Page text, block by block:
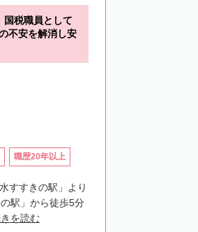
町
厚岸郡浜中町
国税職員として
不安を解消し安
職歴20年以上
すすきの駅」より
駅」から徒歩5分
を読む